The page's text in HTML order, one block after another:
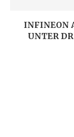
INFINEON
UNTER